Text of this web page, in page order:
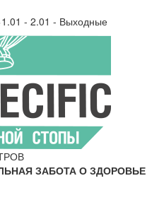
- 2.01 - Выходные
ЗАБОТА О ЗДОРОВЬЕ